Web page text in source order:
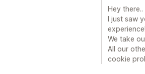
Hey
I just saw
We take
All our
cookie